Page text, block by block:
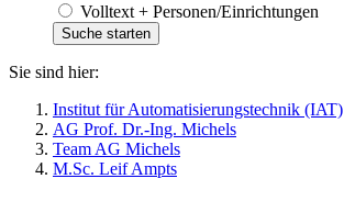
Volltext + Personen/Einrichtungen
Sie sind hier:
Institut für Automatisierungstechnik (IAT)
AG Prof. Dr.-Ing. Michels
Team AG Michels
M.Sc. Leif Ampts